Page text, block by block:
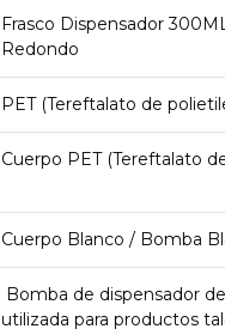
Frasco Dispensador
Redondo
PET (Tereftalato de
Cuerpo PET (Tereftalato
Cuerpo Blanco / Bomba
Bomba de dispensador
utilizada para productos